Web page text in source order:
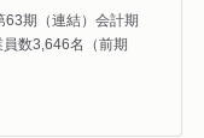
63期（連結）会計期
数3,646名（前期